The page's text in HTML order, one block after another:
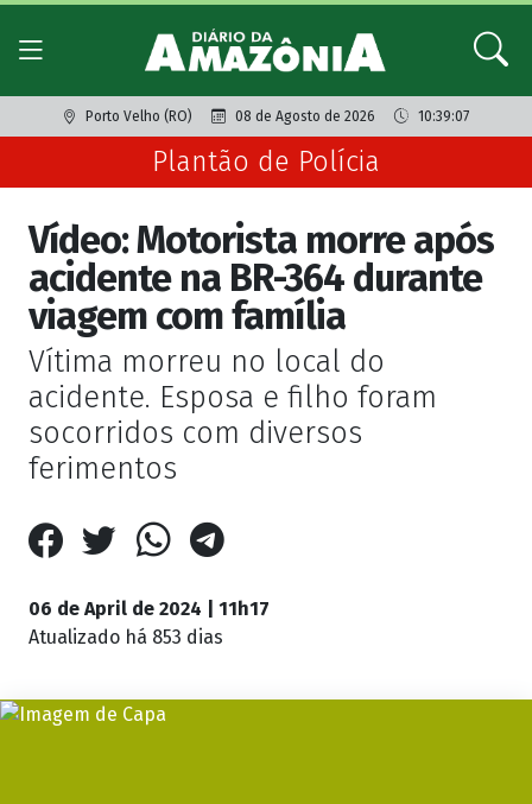
Porto Velho (RO) 08 de Agosto de 2026 10:39:07
Plantão de Polícia
Vídeo: Motorista morre após
acidente na BR-364 durante
viagem com família
Vítima morreu no local do
acidente. Esposa e filho foram
socorridos com diversos
ferimentos
06 de April de 2024 | 11h17
Atualizado há 853 dias